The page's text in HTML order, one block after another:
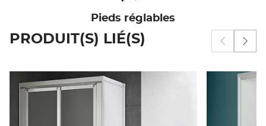
Pieds réglables
PRODUIT(S) LIÉ(S)
Afficher